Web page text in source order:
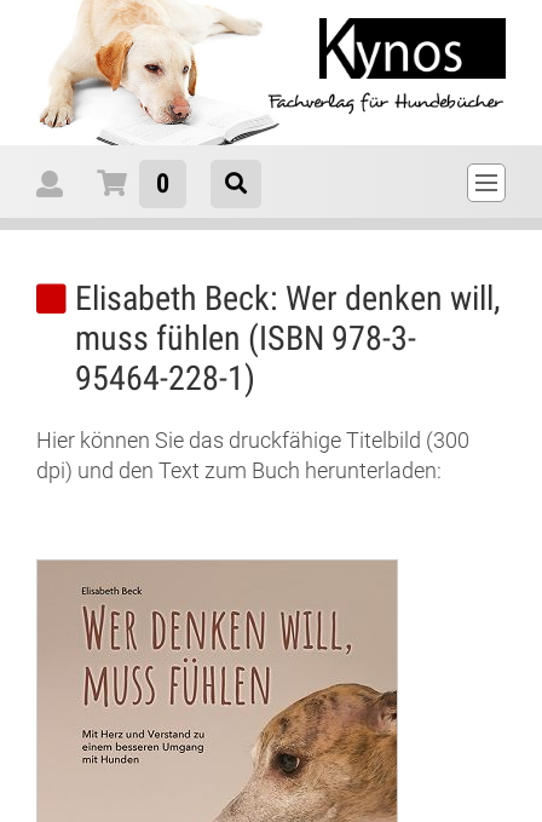
Elisabeth Beck: Wer denken will,
muss fühlen (ISBN 978-3-
95464-228-1)
Hier können Sie das druckfähige Titelbild (300
dpi) und den Text zum Buch herunterladen:
0